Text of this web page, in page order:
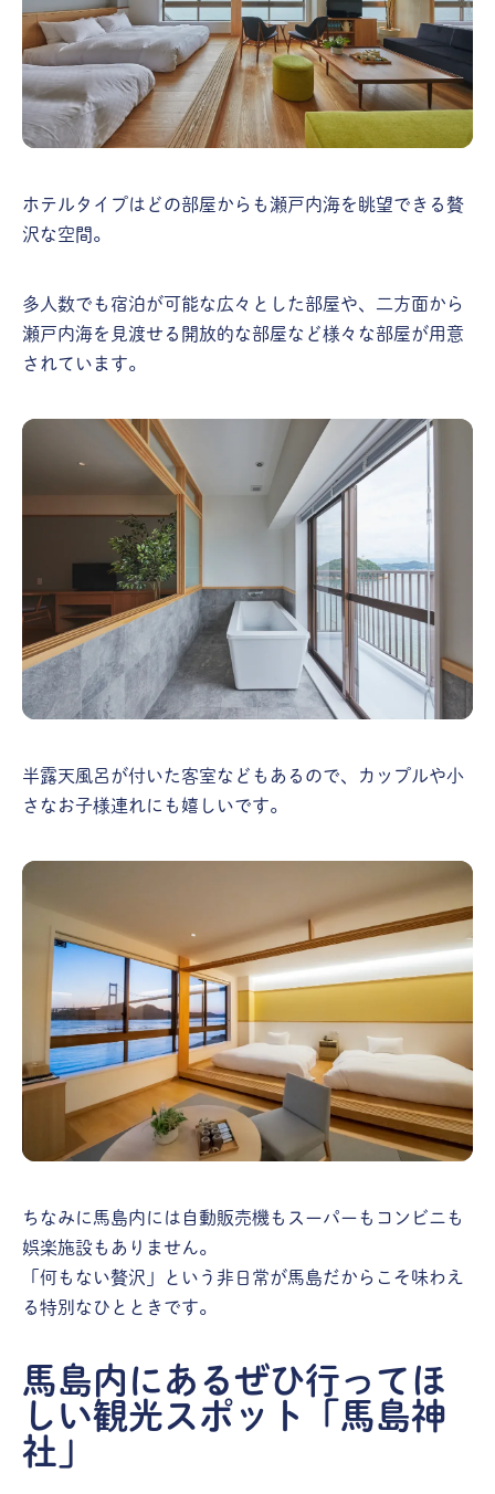
ホテルタイプはどの部屋からも瀬戸内海を眺望できる贅
沢な空間。
多人数でも宿泊が可能な広々とした部屋や、二方面から
瀬戸内海を見渡せる開放的な部屋など様々な部屋が用意
されています。
半露天風呂が付いた客室などもあるので、カップルや小
さなお子様連れにも嬉しいです。
ちなみに馬島内には自動販売機もスーパーもコンビニも
娯楽施設もありません。
「何もない贅沢」という非日常が馬島だからこそ味わえ
る特別なひとときです。
馬島内にあるぜひ行ってほ
しい観光スポット「馬島神
社」